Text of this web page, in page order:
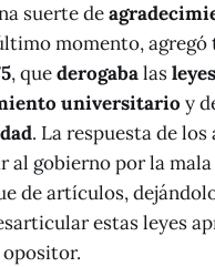
suerte de
momento, agregó
, quederogabalasleyes
universitario y
. La respuesta de
al gobierno por la
de artículos,
estas leyes